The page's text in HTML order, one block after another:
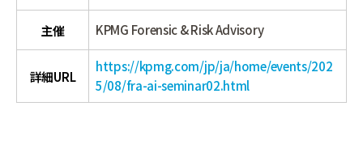
主催 KPMG Forensic & Risk Advisory
詳細URL
https://kpmg.com/jp/ja/home/events/202
5/08/fra-ai-seminar02.html